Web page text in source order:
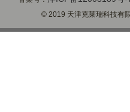
© 2019 天津克莱瑞科技有